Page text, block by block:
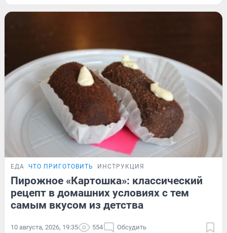
ЕДА ЧТО ПРИГОТОВИТЬ ИНСТРУКЦИЯ
Пирожное «Картошка»: классический
рецепт в домашних условиях с тем
самым вкусом из детства
10 августа, 2026, 19:35 554 Обсудить